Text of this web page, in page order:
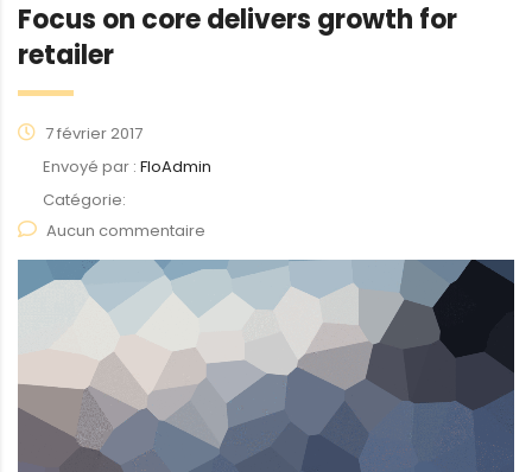
Focus on core delivers growth for
retailer
7 février 2017
Envoyé par : FloAdmin
Catégorie:
Aucun commentaire